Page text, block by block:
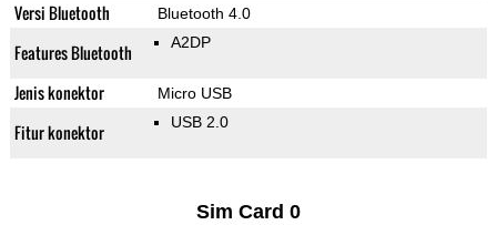
Versi Bluetooth Bluetooth 4.0
Features Bluetooth A2DP
Jenis konektor Micro USB
Fitur konektor USB 2.0
Sim Card 0